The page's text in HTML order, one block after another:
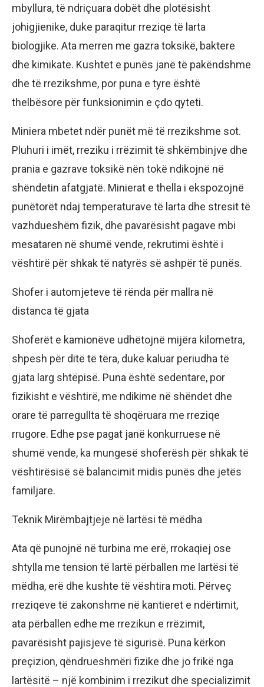
mbyllura, të ndriçuara dobët dhe plotësisht
johigjienike, duke paraqitur rreziqe të larta
biologjike. Ata merren me gazra toksikë, baktere
dhe kimikate. Kushtet e punës janë të pakëndshme
dhe të rrezikshme, por puna e tyre është
thelbësore për funksionimin e çdo qyteti.
Miniera mbetet ndër punët më të rrezikshme sot.
Pluhuri i imët, rreziku i rrëzimit të shkëmbinjve dhe
prania e gazrave toksikë nën tokë ndikojnë në
shëndetin afatgjatë. Minierat e thella i ekspozojnë
punëtorët ndaj temperaturave të larta dhe stresit të
vazhdueshëm fizik, dhe pavarësisht pagave mbi
mesataren në shumë vende, rekrutimi është i
vështirë për shkak të natyrës së ashpër të punës.
Shofer i automjeteve të rënda për mallra në
distanca të gjata
Shoferët e kamionëve udhëtojnë mijëra kilometra,
shpesh për ditë të tëra, duke kaluar periudha të
gjata larg shtëpisë. Puna është sedentare, por
fizikisht e vështirë, me ndikime në shëndet dhe
orare të parregullta të shoqëruara me rreziqe
rrugore. Edhe pse pagat janë konkurruese në
shumë vende, ka mungesë shoferësh për shkak të
vështirësisë së balancimit midis punës dhe jetës
familjare.
Teknik Mirëmbajtjeje në lartësi të mëdha
Ata që punojnë në turbina me erë, rrokaqiej ose
shtylla me tension të lartë përballen me lartësi të
mëdha, erë dhe kushte të vështira moti. Përveç
rreziqeve të zakonshme në kantieret e ndërtimit,
ata përballen edhe me rrezikun e rrëzimit,
pavarësisht pajisjeve të sigurisë. Puna kërkon
preçizion, qëndrueshmëri fizike dhe jo frikë nga
lartësitë – një kombinim i rrezikut dhe specializimit